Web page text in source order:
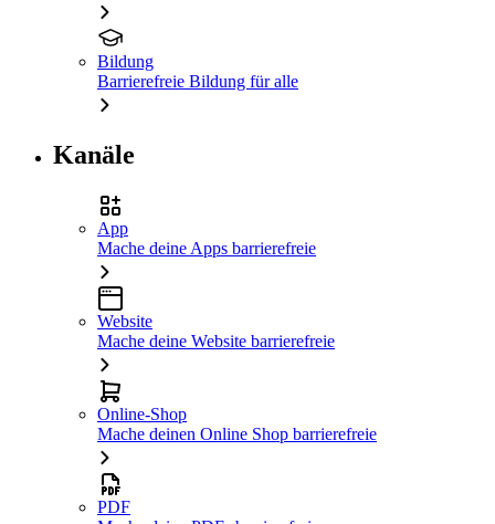
Bildung
Barrierefreie Bildung für alle
Kanäle
App
Mache deine Apps barrierefreie
Website
Mache deine Website barrierefreie
Online-Shop
Mache deinen Online Shop barrierefreie
PDF